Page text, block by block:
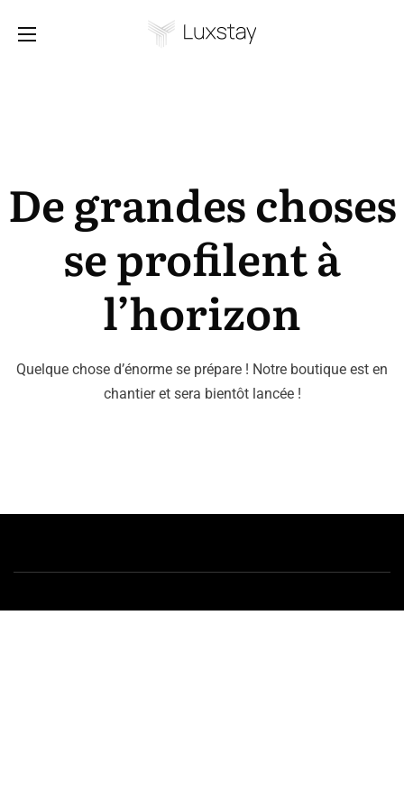
De grandes choses
se profilent à
l’horizon
Quelque chose d’énorme se prépare ! Notre boutique est en
chantier et sera bientôt lancée !